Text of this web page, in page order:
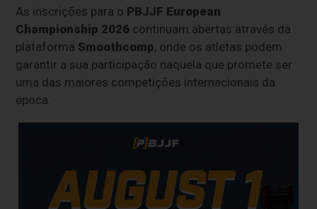
As inscrições para o PBJJF European
Championship 2026 continuam abertas através da
plataforma Smoothcomp, onde os atletas podem
garantir a sua participação naquela que promete ser
uma das maiores competições internacionais da
época.